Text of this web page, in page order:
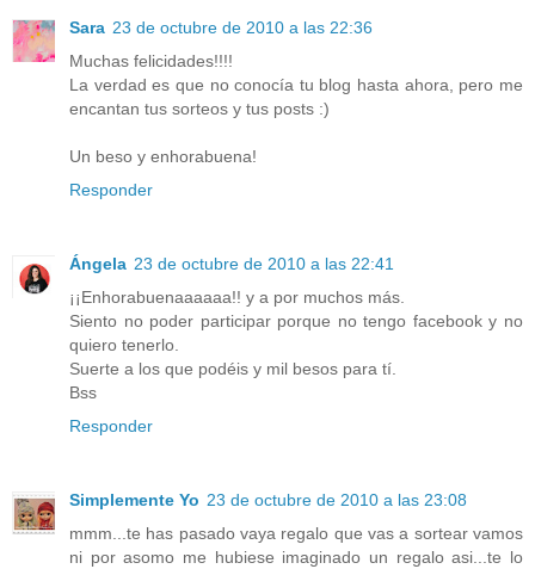
Sara 23 de octubre de 2010 a las 22:36
Muchas felicidades!!!!
La verdad es que no conocía tu blog hasta ahora, pero me
encantan tus sorteos y tus posts :)
Un beso y enhorabuena!
Responder
Ángela 23 de octubre de 2010 a las 22:41
¡¡Enhorabuenaaaaaa!! y a por muchos más.
Siento no poder participar porque no tengo facebook y no
quiero tenerlo.
Suerte a los que podéis y mil besos para tí.
Bss
Responder
Simplemente Yo 23 de octubre de 2010 a las 23:08
mmm...te has pasado vaya regalo que vas a sortear vamos
ni por asomo me hubiese imaginado un regalo asi...te lo